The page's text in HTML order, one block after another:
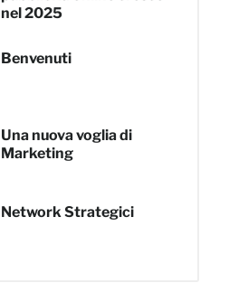
nel 2025
Benvenuti
Una nuova voglia di
Marketing
Network Strategici